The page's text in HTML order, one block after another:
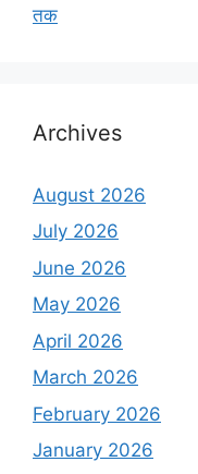
तक
Archives
August 2026
July 2026
June 2026
May 2026
April 2026
March 2026
February 2026
January 2026